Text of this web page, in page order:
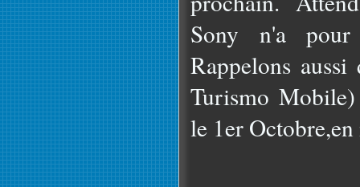
Sony n'a
Rappelons
Turismo
le 1er